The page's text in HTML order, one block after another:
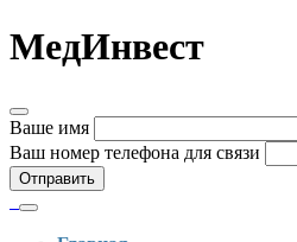
МедИнвест
Ваше имя
Ваш номер телефона для связи
Отправить